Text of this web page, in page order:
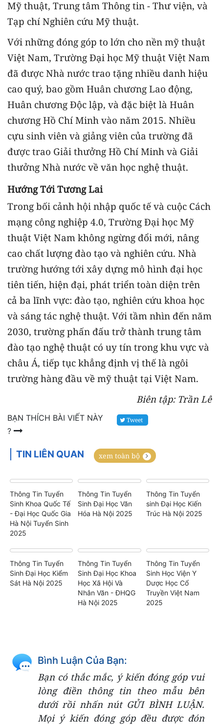
Mỹ thuật, Trung tâm Thông tin - Thư viện, và
Tạp chí Nghiên cứu Mỹ thuật.
Với những đóng góp to lớn cho nền mỹ thuật
Việt Nam, Trường Đại học Mỹ thuật Việt Nam
đã được Nhà nước trao tặng nhiều danh hiệu
cao quý, bao gồm Huân chương Lao động,
Huân chương Độc lập, và đặc biệt là Huân
chương Hồ Chí Minh vào năm 2015. Nhiều
cựu sinh viên và giảng viên của trường đã
được trao Giải thưởng Hồ Chí Minh và Giải
thưởng Nhà nước về văn học nghệ thuật.
Hướng Tới Tương Lai
Trong bối cảnh hội nhập quốc tế và cuộc Cách
mạng công nghiệp 4.0, Trường Đại học Mỹ
thuật Việt Nam không ngừng đổi mới, nâng
cao chất lượng đào tạo và nghiên cứu. Nhà
trường hướng tới xây dựng mô hình đại học
tiên tiến, hiện đại, phát triển toàn diện trên
cả ba lĩnh vực: đào tạo, nghiên cứu khoa học
và sáng tác nghệ thuật. Với tầm nhìn đến năm
2030, trường phấn đấu trở thành trung tâm
đào tạo nghệ thuật có uy tín trong khu vực và
châu Á, tiếp tục khẳng định vị thế là ngôi
trường hàng đầu về mỹ thuật tại Việt Nam.
Biên tập: Trần Lê
BẠN THÍCH BÀI VIẾT NÀY
?
Tweet
TIN LIÊN QUAN xem toàn bộ
Thông Tin Tuyển
Sinh Khoa Quốc Tế
- Đại Học Quốc Gia
Hà Nội Tuyển Sinh
2025
Thông Tin Tuyển
Sinh Đại Học Văn
Hóa Hà Nội 2025
Thông Tin Tuyển
sinh Đại Học Kiến
Trúc Hà Nội 2025
Thông Tin Tuyển
Sinh Đại Học Kiểm
Sát Hà Nội 2025
Thông Tin Tuyển
Sinh Đại Học Khoa
Học Xã Hội Và
Nhân Văn - ĐHQG
Hà Nội 2025
Thông Tin Tuyển
Sinh Học Viện Y
Dược Học Cổ
Truyền Việt Nam
2025
Bình Luận Của Bạn:
Bạn có thắc mắc, ý kiến đóng góp vui
lòng điền thông tin theo mẫu bên
dưới rồi nhấn nút GỬI BÌNH LUẬN.
Mọi ý kiến đóng góp đều được đón